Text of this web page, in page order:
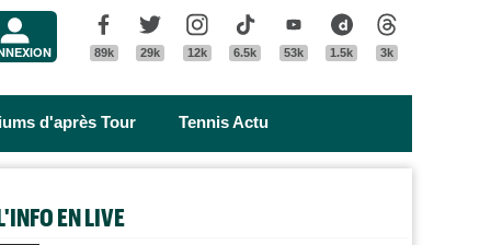
Facebook
89k
Twitter
29k
Instagram
12k
Tik Tok
6.5k
Youtube
53k
Dailymotion
1.5k 3k
d'après Tour Tennis Actu
EN LIVE